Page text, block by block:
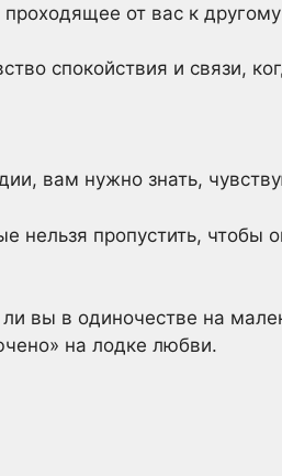
от вас к
спокойствия и связи,
вам нужно знать,
нельзя пропустить,
вы в одиночестве на
на лодке любви.